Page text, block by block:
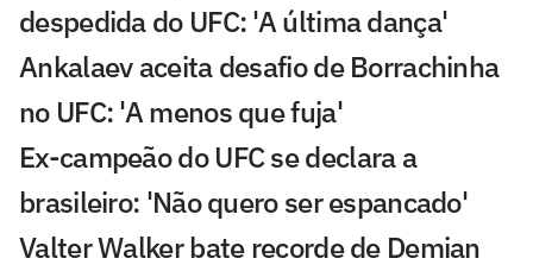
despedida do UFC: 'A última dança'
Ankalaev aceita desafio de Borrachinha
no UFC: 'A menos que fuja'
Ex-campeão do UFC se declara a
brasileiro: 'Não quero ser espancado'
Valter Walker bate recorde de Demian